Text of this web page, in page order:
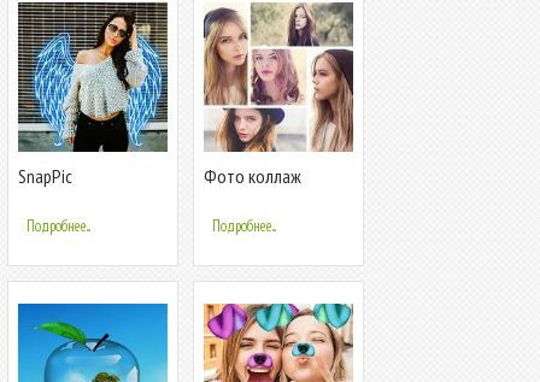
SnapPic
коллаж & камера с
эффектами
Подробнее...
Фото коллаж
Подробнее...